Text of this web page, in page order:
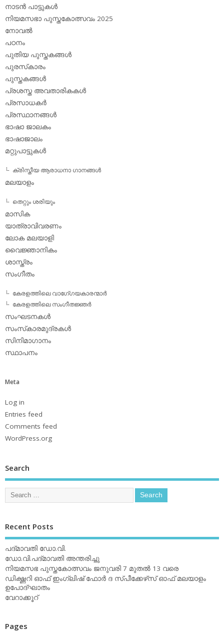
നാടന്‍ പാട്ടുകള്‍
നിയമസഭാ പുസ്തകോത്സവം 2025
നോവല്‍
പഠനം
പുതിയ പുസ്തകങ്ങള്‍
പുരസ്‌കാരം
പുസ്തകങ്ങള്‍
പ്രശസ്ത അവതാരികകള്‍
പ്രസാധകര്‍
പ്രസ്ഥാനങ്ങള്‍
ഭാഷാ ജാലകം
ഭാഷാജാലം
മറ്റുപാട്ടുകള്‍
ക്രിസ്തീയ ആരാധനാ ഗാനങ്ങള്‍
മലയാളം
തെറ്റും ശരിയും
മാസിക
യാത്രാവിവരണം
ലോക മലയാളി
വൈജ്ഞാനികം
ശാസ്ത്രം
സംഗീതം
കേരളത്തിലെ വാഗേ്ഗയകാരന്മാര്‍
കേരളത്തിലെ സംഗീതജ്ഞര്‍
സംഘടനകള്‍
സംസ്‌കാരമുദ്രകള്‍
സിനിമാഗാനം
സ്ഥാപനം
Meta
Log in
Entries feed
Comments feed
WordPress.org
Search
Recent Posts
പദ്മാവതി ഡോ.വി.
ഡോ.വി.പദ്മാവതി അന്തരിച്ചു
നിയമസഭ പുസ്തകോത്സവം ജനുവരി 7 മുതല്‍ 13 വരെ
ഡിക്ഷ്ണറി ഓഫ് ഇംഗ്ലിഷ് ഫോര്‍ ദ സ്പീക്കേഴ്‌സ് ഓഫ് മലയാളം
ഉപോദ്ഘാതം
വേറാക്കൂറ്
Pages